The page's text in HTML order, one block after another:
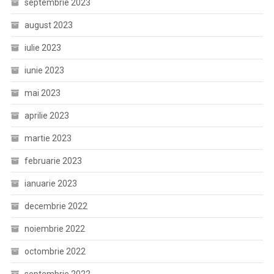
septembrie 2023
august 2023
iulie 2023
iunie 2023
mai 2023
aprilie 2023
martie 2023
februarie 2023
ianuarie 2023
decembrie 2022
noiembrie 2022
octombrie 2022